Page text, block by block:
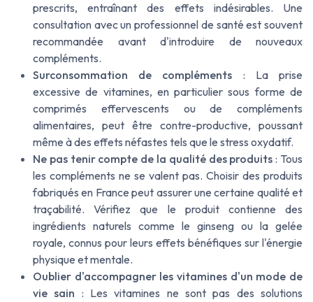
prescrits, entraînant des effets indésirables. Une
consultation avec un professionnel de santé est souvent
recommandée avant d'introduire de nouveaux
compléments.
Surconsommation de compléments : La prise
excessive de vitamines, en particulier sous forme de
comprimés effervescents ou de compléments
alimentaires, peut être contre-productive, poussant
même à des effets néfastes tels que le stress oxydatif.
Ne pas tenir compte de la qualité des produits : Tous
les compléments ne se valent pas. Choisir des produits
fabriqués en France peut assurer une certaine qualité et
traçabilité. Vérifiez que le produit contienne des
ingrédients naturels comme le ginseng ou la gelée
royale, connus pour leurs effets bénéfiques sur l'énergie
physique et mentale.
Oublier d'accompagner les vitamines d'un mode de
vie sain : Les vitamines ne sont pas des solutions